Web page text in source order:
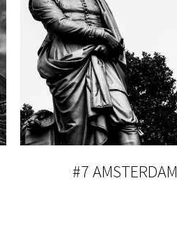
#7 AMSTERDAM